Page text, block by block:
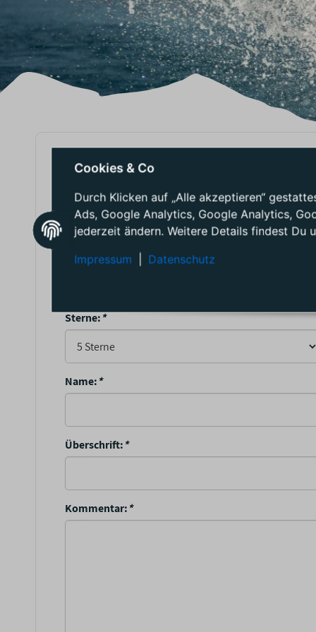
BEWERTUNGEN - LIQUID
(0) 0
Gib deine erste Bewertung für diesen Artikel ab und
hilf Anderen bei der Kaufentscheidung
Sterne:*
Name:*
Überschrift:*
Kommentar:*
Cookies & Co
Durch Klicken auf „Alle akzeptieren“
Ads, Google Analytics, Google Analytics,
jederzeit ändern. Weitere Details findest Du
Impressum
Datenschutz